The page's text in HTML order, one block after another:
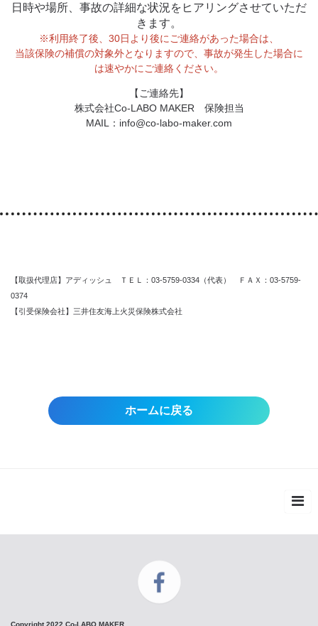
日時や場所、事故の詳細な状況をヒアリングさせていただ
きます。
※利用終了後、30日より後にご連絡があった場合は、
当該保険の補償の対象外となりますので、事故が発生した場合に
は速やかにご連絡ください。
【ご連絡先】
株式会社Co-LABO MAKER 保険担当
MAIL：info@co-labo-maker.com
【取扱代理店】アディッシュ ＴＥＬ：03-5759-0334（代表） ＦＡＸ：03-5759-
0374
【引受保険会社】三井住友海上火災保険株式会社
ホームに戻る